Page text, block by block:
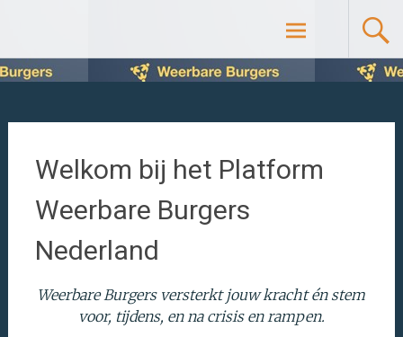
de
inhoud
Welkom bij het Platform
Weerbare Burgers
Nederland
Weerbare Burgers versterkt jouw kracht én stem
voor, tijdens, en na crisis en rampen.